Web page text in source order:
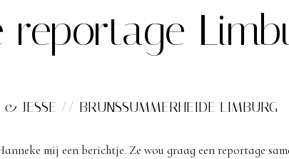
reportage
& JESSE // BRUNSSUMMERHEIDE LIMBURG
mij een berichtje. Ze wou graag een reportage